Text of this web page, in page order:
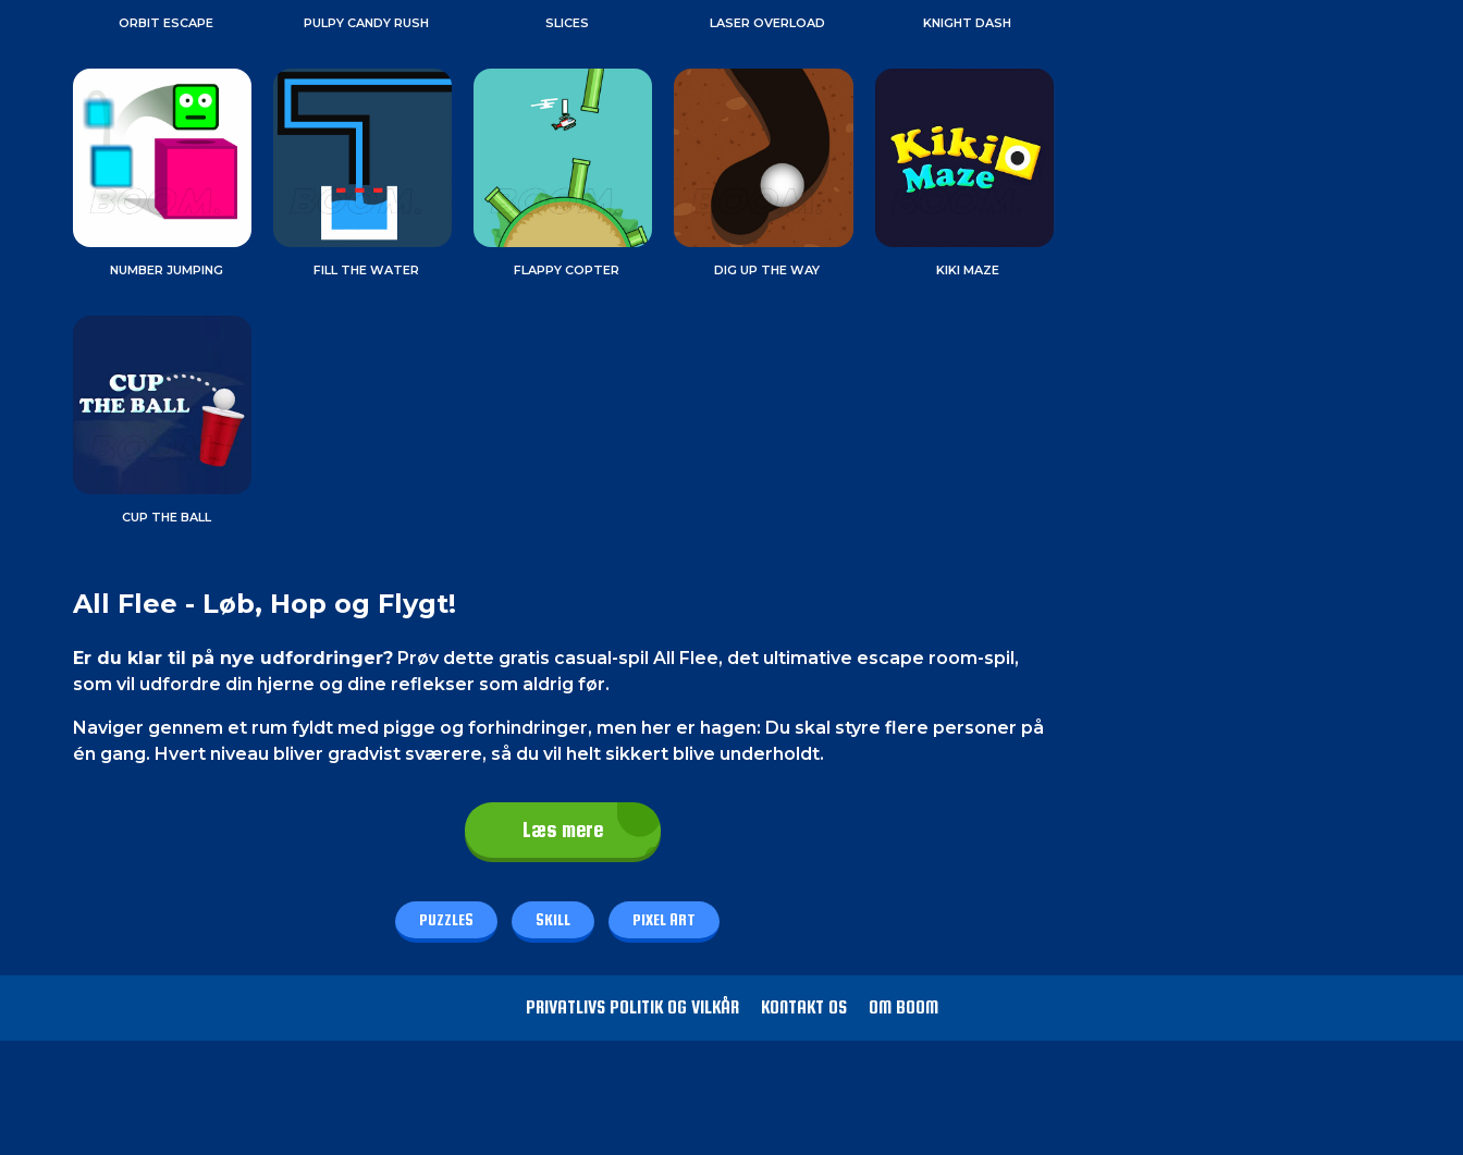
ORBIT ESCAPE PULPY CANDY RUSH SLICES LASER OVERLOAD KNIGHT DASH
NUMBER JUMPING FILL THE WATER FLAPPY COPTER DIG UP THE WAY KIKI MAZE
CUP THE BALL
All Flee - Løb, Hop og Flygt!
Er du klar til på nye udfordringer? Prøv dette gratis casual-spil All Flee, det ultimative escape room-spil,
som vil udfordre din hjerne og dine reflekser som aldrig før.
Naviger gennem et rum fyldt med pigge og forhindringer, men her er hagen: Du skal styre flere personer på
én gang. Hvert niveau bliver gradvist sværere, så du vil helt sikkert blive underholdt.
kan enten bruge WASD-tasterne eller piletasterne på deres tastatur til at spille dette spil.
skal bruge touchscreen for at spille dette spil. Bevægelseskontrol er i nederste
venstre hjørne af skærmen, og hoppekontrol er i nederste højre hjørne af skærmen.
Dit mål er at nå udgangsdøren med alle spillerne.Du skal krydse forhindringerne og sørge for, at alle
Læs mere
PUZZLES SKILL PIXEL ART
PRIVATLIVS POLITIK OG VILKÅR KONTAKT OS OM BOOM